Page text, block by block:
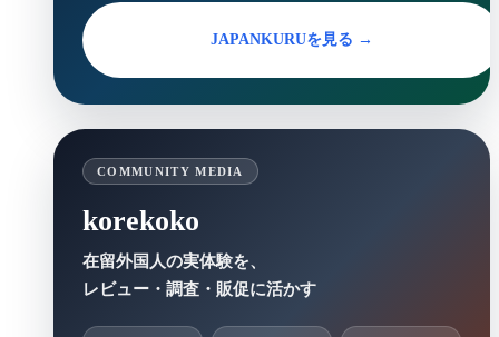
JAPANKURUを見る →
COMMUNITY MEDIA
korekoko
在留外国人の実体験を、
レビュー・調査・販促に活かす